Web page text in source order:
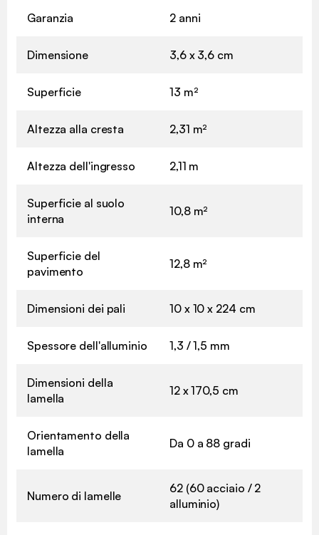
Garanzia 2 anni
Dimensione 3,6 x 3,6 cm
Superficie 13 m²
Altezza alla cresta 2,31 m²
Altezza dell'ingresso 2,11 m
Superficie al suolo
interna
10,8 m²
Superficie del
pavimento
12,8 m²
Dimensioni dei pali 10 x 10 x 224 cm
Spessore dell'alluminio 1,3 / 1,5 mm
Dimensioni della
lamella
12 x 170,5 cm
Orientamento della
lamella
Da 0 a 88 gradi
Numero di lamelle
62 (60 acciaio / 2
alluminio)